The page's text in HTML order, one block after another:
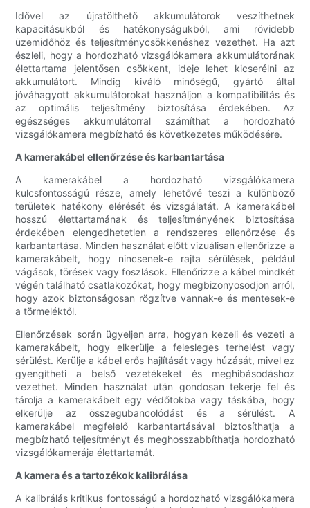
Idővel az újratölthető akkumulátorok veszíthetnek
kapacitásukból és hatékonyságukból, ami rövidebb
üzemidőhöz és teljesítménycsökkenéshez vezethet. Ha azt
észleli, hogy a hordozható vizsgálókamera akkumulátorának
élettartama jelentősen csökkent, ideje lehet kicserélni az
akkumulátort. Mindig kiváló minőségű, gyártó által
jóváhagyott akkumulátorokat használjon a kompatibilitás és
az optimális teljesítmény biztosítása érdekében. Az
egészséges akkumulátorral számíthat a hordozható
vizsgálókamera megbízható és következetes működésére.
A kamerakábel ellenőrzése és karbantartása
A kamerakábel a hordozható vizsgálókamera
kulcsfontosságú része, amely lehetővé teszi a különböző
területek hatékony elérését és vizsgálatát. A kamerakábel
hosszú élettartamának és teljesítményének biztosítása
érdekében elengedhetetlen a rendszeres ellenőrzése és
karbantartása. Minden használat előtt vizuálisan ellenőrizze a
kamerakábelt, hogy nincsenek-e rajta sérülések, például
vágások, törések vagy foszlások. Ellenőrizze a kábel mindkét
végén található csatlakozókat, hogy megbizonyosodjon arról,
hogy azok biztonságosan rögzítve vannak-e és mentesek-e
a törmeléktől.
Ellenőrzések során ügyeljen arra, hogyan kezeli és vezeti a
kamerakábelt, hogy elkerülje a felesleges terhelést vagy
sérülést. Kerülje a kábel erős hajlítását vagy húzását, mivel ez
gyengítheti a belső vezetékeket és meghibásodáshoz
vezethet. Minden használat után gondosan tekerje fel és
tárolja a kamerakábelt egy védőtokba vagy táskába, hogy
elkerülje az összegubancolódást és a sérülést. A
kamerakábel megfelelő karbantartásával biztosíthatja a
megbízható teljesítményt és meghosszabbíthatja hordozható
vizsgálókamerája élettartamát.
A kamera és a tartozékok kalibrálása
A kalibrálás kritikus fontosságú a hordozható vizsgálókamera